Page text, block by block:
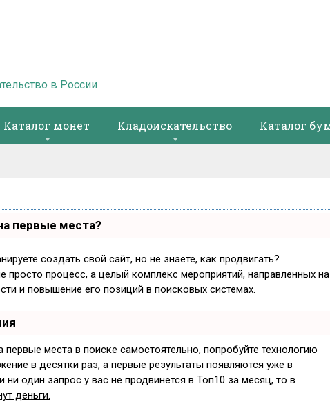
в России
Каталог монет Кладоискательство Каталог
первые места?
создать свой сайт, но не знаете, как продвигать?
просто процесс, а целый комплекс мероприятий, направленных на
и повышение его позиций в поисковых системах.
первые места в поиске самостоятельно, попробуйте технологию
в десятки раз, а первые результаты появляются уже в
ни один запрос у вас не продвинется в Топ10 за месяц, то в
деньги.